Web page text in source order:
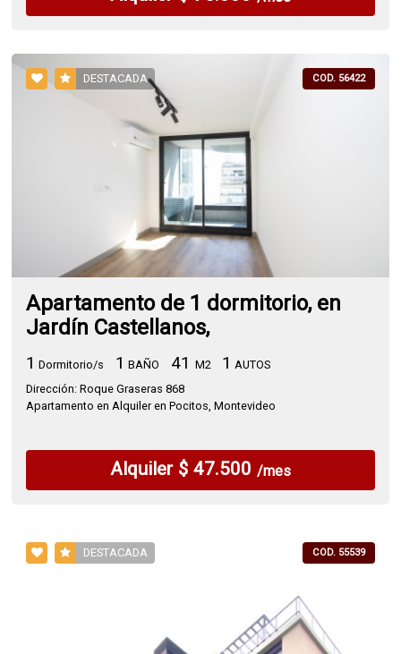
DESTACADA COD. 56422
Apartamento de 1 dormitorio, en
Jardín Castellanos,
1 Dormitorio/s 1 BAÑO 41 M2 1 AUTOS
Dirección: Roque Graseras 868
Apartamento en Alquiler en Pocitos, Montevideo
Alquiler $ 47.500 /mes
DESTACADA COD. 55539